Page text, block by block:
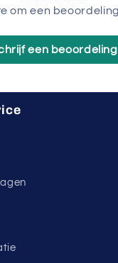
om een
een beoordeling